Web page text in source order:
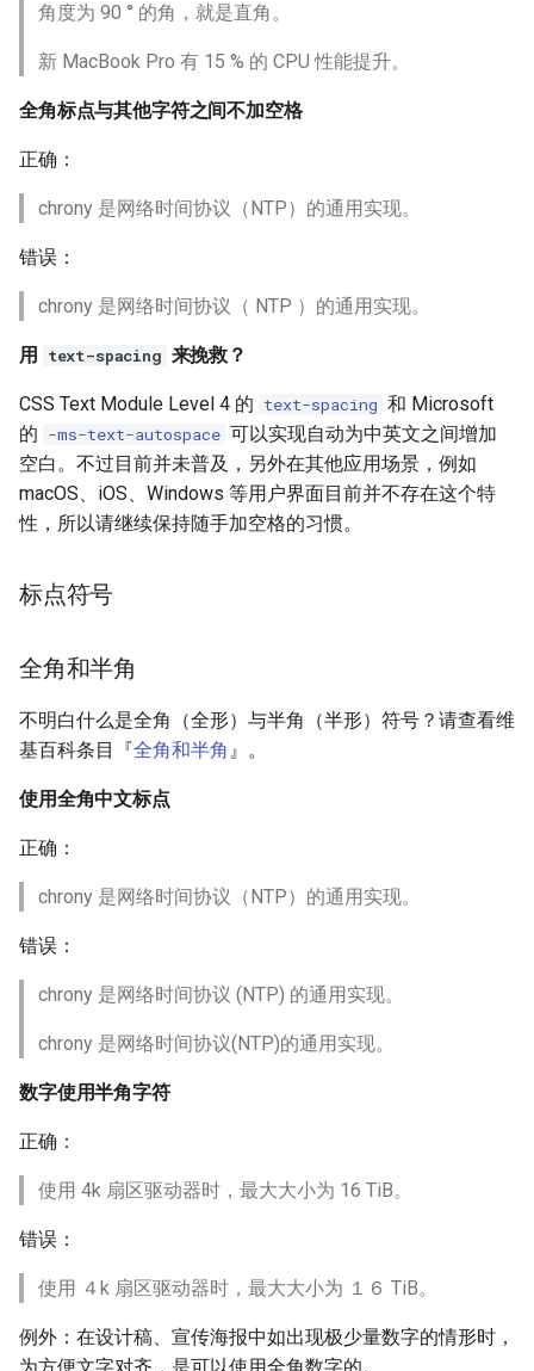
角度为 90 ° 的角，就是直角。
新 MacBook Pro 有 15 % 的 CPU 性能提升。
全角标点与其他字符之间不加空格
正确：
chrony 是网络时间协议（NTP）的通用实现。
错误：
chrony 是网络时间协议（ NTP ）的通用实现。
用 text-spacing 来挽救？
CSS Text Module Level 4 的 text-spacing 和 Microsoft
的 -ms-text-autospace 可以实现自动为中英文之间增加
空白。不过目前并未普及，另外在其他应用场景，例如
macOS、iOS、Windows 等用户界面目前并不存在这个特
性，所以请继续保持随手加空格的习惯。
标点符号
全角和半角
不明白什么是全角（全形）与半角（半形）符号？请查看维
基百科条目『全角和半角 』。
使用全角中文标点
正确：
chrony 是网络时间协议（NTP）的通用实现。
错误：
chrony 是网络时间协议 (NTP) 的通用实现。
chrony 是网络时间协议(NTP)的通用实现。
数字使用半角字符
正确：
使用 4k 扇区驱动器时，最大大小为 16 TiB。
错误：
使用 ４k 扇区驱动器时，最大大小为 １６ TiB。
例外：在设计稿、宣传海报中如出现极少量数字的情形时，